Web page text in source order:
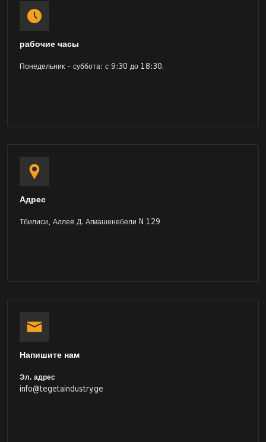
рабочие часы
Понедельник - суббота: с 9:30 до 18:30.
Адрес
Тбилиси, Аллея Д. Агмашенебели N 129
Напишите нам
Эл. адрес
info@tegetaindustry.ge